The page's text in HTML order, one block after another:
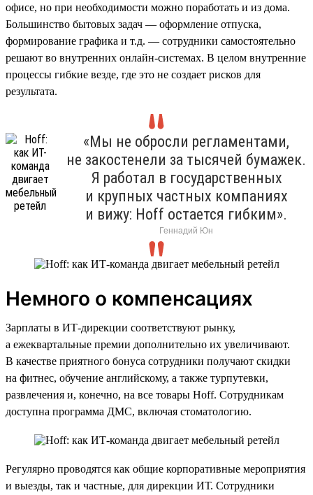
офисе, но при необходимости можно поработать и из дома.
Большинство бытовых задач — оформление отпуска,
формирование графика и т.д. — сотрудники самостоятельно
решают во внутренних онлайн-системах. В целом внутренние
процессы гибкие везде, где это не создает рисков для
результата.
«Мы не обросли регламентами,
не закостенели за тысячей бумажек.
Я работал в государственных
и крупных частных компаниях
и вижу: Hoff остается гибким».
Геннадий Юн
Немного о компенсациях
Зарплаты в ИТ-дирекции соответствуют рынку,
а ежеквартальные премии дополнительно их увеличивают.
В качестве приятного бонуса сотрудники получают скидки
на фитнес, обучение английскому, а также турпутевки,
развлечения и, конечно, на все товары Hoff. Сотрудникам
доступна программа ДМС, включая стоматологию.
Регулярно проводятся как общие корпоративные мероприятия
и выезды, так и частные, для дирекции ИТ. Сотрудники